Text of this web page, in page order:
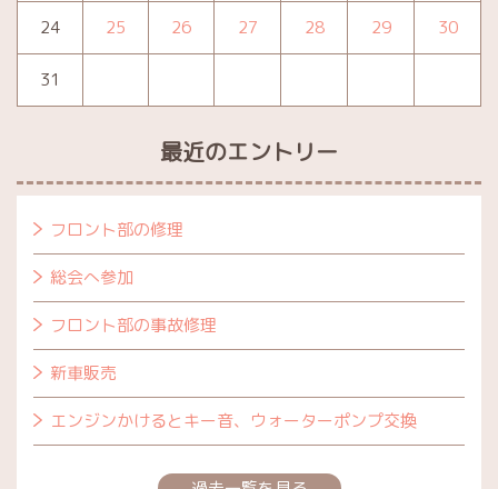
24 25 26 27 28 29 30
31
最近のエントリー
フロント部の修理
総会へ参加
フロント部の事故修理
新車販売
エンジンかけるとキー音、ウォーターポンプ交換